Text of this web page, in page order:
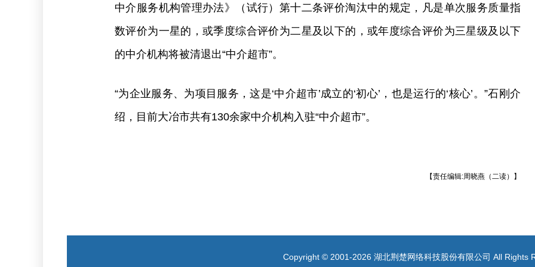
中介服务机构管理办法》（试行）第十二条评价淘汰中的规定，凡是单次服务质量指
数评价为一星的，或季度综合评价为二星及以下的，或年度综合评价为三星级及以下
的中介机构将被清退出“中介超市”。
“为企业服务、为项目服务，这是‘中介超市’成立的‘初心’，也是运行的‘核心’。”石刚介
绍，目前大冶市共有130余家中介机构入驻“中介超市”。
【责任编辑:周晓燕（二读）】
Copyright © 2001-2026 湖北荆楚网络科技股份有限公司 All Rights